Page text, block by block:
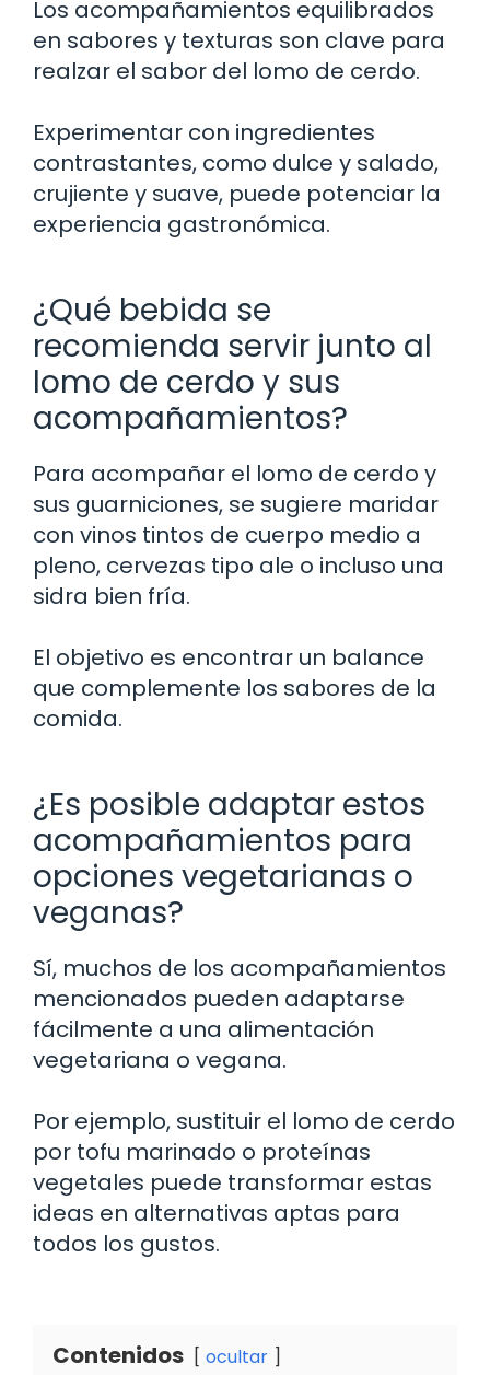
Los acompañamientos equilibrados
en sabores y texturas son clave para
realzar el sabor del lomo de cerdo.
Experimentar con ingredientes
contrastantes, como dulce y salado,
crujiente y suave, puede potenciar la
experiencia gastronómica.
¿Qué bebida se
recomienda servir junto al
lomo de cerdo y sus
acompañamientos?
Para acompañar el lomo de cerdo y
sus guarniciones, se sugiere maridar
con vinos tintos de cuerpo medio a
pleno, cervezas tipo ale o incluso una
sidra bien fría.
El objetivo es encontrar un balance
que complemente los sabores de la
comida.
¿Es posible adaptar estos
acompañamientos para
opciones vegetarianas o
veganas?
Sí, muchos de los acompañamientos
mencionados pueden adaptarse
fácilmente a una alimentación
vegetariana o vegana.
Por ejemplo, sustituir el lomo de cerdo
por tofu marinado o proteínas
vegetales puede transformar estas
ideas en alternativas aptas para
todos los gustos.
Contenidos ocultar